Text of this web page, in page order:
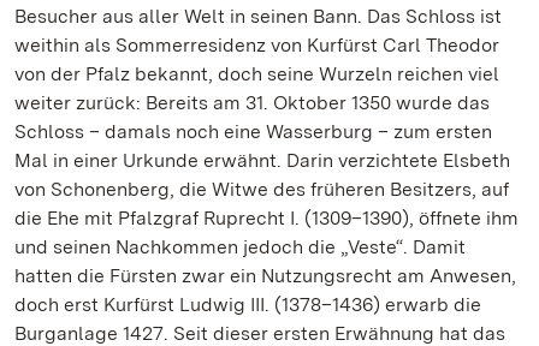
Besucher aus aller Welt in seinen Bann. Das Schloss ist
weithin als Sommerresidenz von Kurfürst Carl Theodor
von der Pfalz bekannt, doch seine Wurzeln reichen viel
weiter zurück: Bereits am 31. Oktober 1350 wurde das
Schloss – damals noch eine Wasserburg – zum ersten
Mal in einer Urkunde erwähnt. Darin verzichtete Elsbeth
von Schonenberg, die Witwe des früheren Besitzers, auf
die Ehe mit Pfalzgraf Ruprecht I. (1309–1390), öffnete ihm
und seinen Nachkommen jedoch die „Veste“. Damit
hatten die Fürsten zwar ein Nutzungsrecht am Anwesen,
doch erst Kurfürst Ludwig III. (1378–1436) erwarb die
Burganlage 1427. Seit dieser ersten Erwähnung hat das